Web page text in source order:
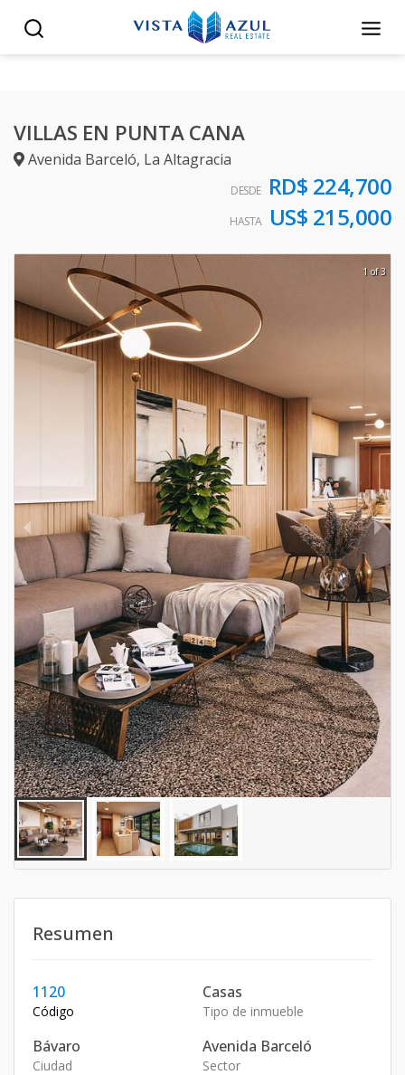
VILLAS EN PUNTA CANA
Avenida Barceló, La Altagracia
DESDE RD$ 224,700
HASTA US$ 215,000
1 of 3
Resumen
1120
Código
Casas
Tipo de inmueble
Bávaro
Ciudad
Avenida Barceló
Sector